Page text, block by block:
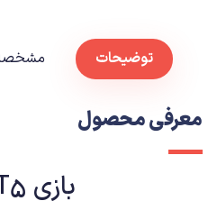
توضیحات
معرفی محصول
بازی DIRT5